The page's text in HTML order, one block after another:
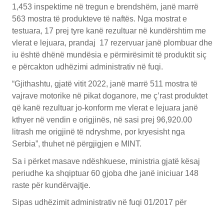
1,453 inspektime në tregun e brendshëm, janë marrë
563 mostra të produkteve të naftës. Nga mostrat e
testuara, 17 prej tyre kanë rezultuar në kundërshtim me
vlerat e lejuara, prandaj 17 rezervuar janë plombuar dhe
iu është dhënë mundësia e përmirësimit të produktit siç
e përcakton udhëzimi administrativ në fuqi.
“Gjithashtu, gjatë vitit 2022, janë marrë 511 mostra të
vajrave motorike në pikat doganore, me ç’rast produktet
që kanë rezultuar jo-konform me vlerat e lejuara janë
kthyer në vendin e origjinës, në sasi prej 96,920.00
litrash me origjinë të ndryshme, por kryesisht nga
Serbia”, thuhet në përgjigjen e MINT.
Sa i përket masave ndëshkuese, ministria gjatë kësaj
periudhe ka shqiptuar 60 gjoba dhe janë iniciuar 148
raste për kundërvajtje.
Sipas udhëzimit administrativ në fuqi 01/2017 për